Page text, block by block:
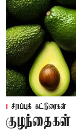
சிறப்புக் கட்டுரைகள்
குழந்தைகள்